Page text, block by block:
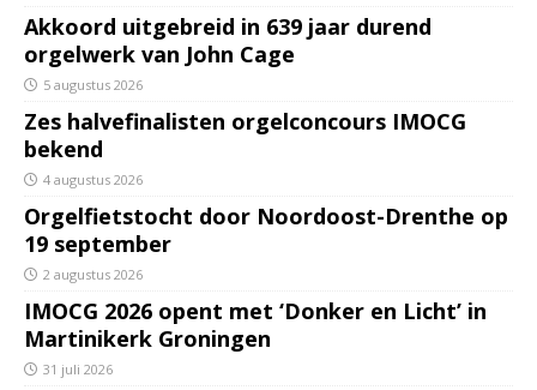
Akkoord uitgebreid in 639 jaar durend
orgelwerk van John Cage
5 augustus 2026
Zes halvefinalisten orgelconcours IMOCG
bekend
4 augustus 2026
Orgelfietstocht door Noordoost-Drenthe op
19 september
2 augustus 2026
IMOCG 2026 opent met ‘Donker en Licht’ in
Martinikerk Groningen
31 juli 2026